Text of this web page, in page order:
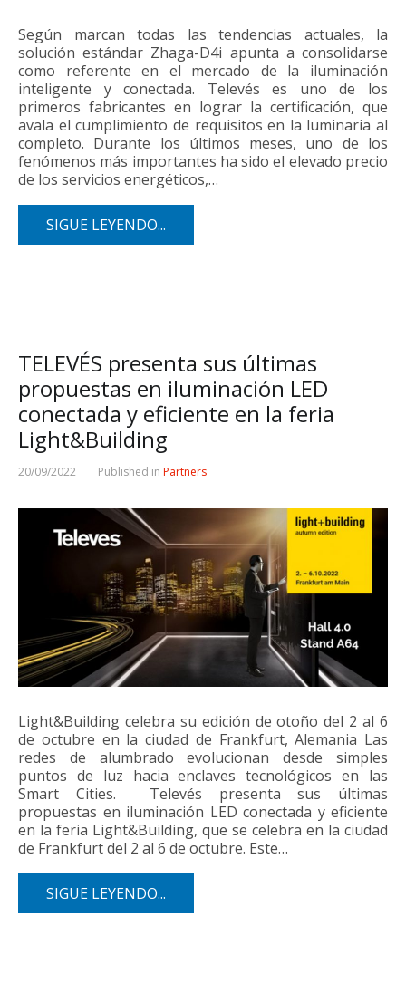
Según marcan todas las tendencias actuales, la
solución estándar Zhaga-D4i apunta a consolidarse
como referente en el mercado de la iluminación
inteligente y conectada. Televés es uno de los
primeros fabricantes en lograr la certificación, que
avala el cumplimiento de requisitos en la luminaria al
completo. Durante los últimos meses, uno de los
fenómenos más importantes ha sido el elevado precio
de los servicios energéticos,…
SIGUE LEYENDO...
TELEVÉS presenta sus últimas
propuestas en iluminación LED
conectada y eficiente en la feria
Light&Building
20/09/2022 Published in Partners
Light&Building celebra su edición de otoño del 2 al 6
de octubre en la ciudad de Frankfurt, Alemania Las
redes de alumbrado evolucionan desde simples
puntos de luz hacia enclaves tecnológicos en las
Smart Cities. Televés presenta sus últimas
propuestas en iluminación LED conectada y eficiente
en la feria Light&Building, que se celebra en la ciudad
de Frankfurt del 2 al 6 de octubre. Este…
SIGUE LEYENDO...